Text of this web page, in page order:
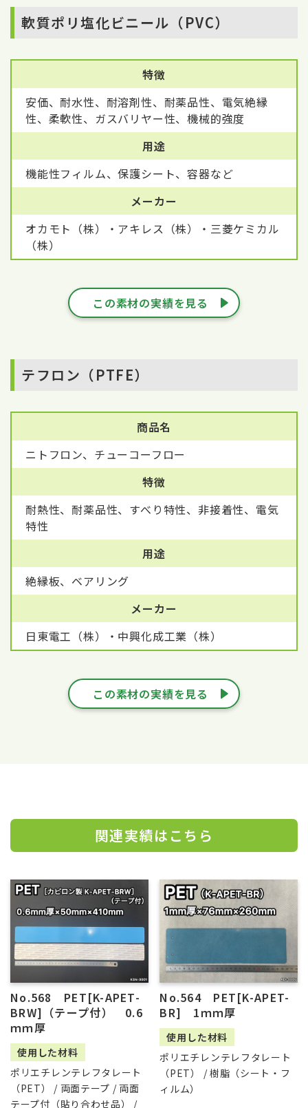
軟質ポリ塩化ビニール（PVC）
特徴
安価、耐水性、耐溶剤性、耐薬品性、電気絶縁
性、柔軟性、ガスバリヤー性、機械的強度
用途
機能性フィルム、保護シート、容器など
メーカー
オカモト（株）・アキレス（株）・三菱ケミカル
（株）
この素材の実績を見る
テフロン（PTFE）
商品名
ニトフロン、チューコーフロー
特徴
耐熱性、耐薬品性、すべり特性、非接着性、電気
特性
用途
絶縁板、ベアリング
メーカー
日東電工（株）・中興化成工業（株）
この素材の実績を見る
関連実績はこちら
No.568 PET[K-APET-
BRW]（テープ付） 0.6
ｍｍ厚
使用した材料
ポリエチレンテレフタレート
（PET） / 両面テープ / 両面
テープ付（貼り合わせ品） /
No.564 PET[K-APET-
BR] 1ｍｍ厚
使用した材料
ポリエチレンテレフタレート
（PET） / 樹脂（シート・フ
ィルム）